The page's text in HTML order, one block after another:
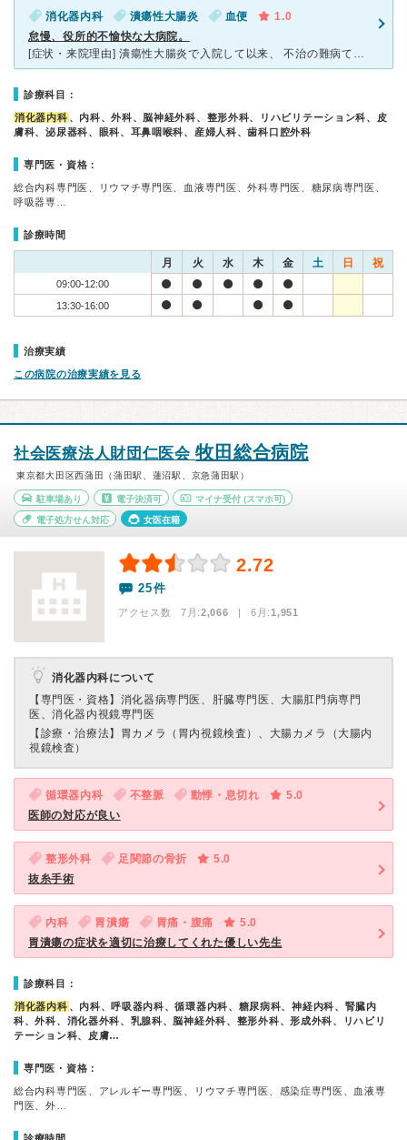
消化器内科 潰瘍性大腸炎 血便
1.0
怠慢、役所的不愉快な大病院。
[症状・来院理由] 潰瘍性大腸炎で入院して以来、 不治の難病て薬処方のために通院中。 [医師の診断・治療法] 入院時の担当医は素晴らしかったが、 その後1年ほどで医師が次々変わり、 今
診療科目：
消化器内科 、内科、外科、脳神経外科、整形外科、リハビリテーション科、皮
膚科、泌尿器科、眼科、耳鼻咽喉科、産婦人科、歯科口腔外科
専門医・資格：
総合内科専門医、リウマチ専門医、血液専門医、外科専門医、糖尿病専門医、
呼吸器専…
診療時間
月 火 水 木 金 土 日 祝
09:00-12:00
13:30-16:00
治療実績
この病院の治療実績を見る
社会医療法人財団仁医会牧田総合病院
東京都大田区西蒲田（蒲田駅、蓮沼駅、京急蒲田駅）
駐車場あり 電子決済可 マイナ受付 (スマホ可)
電子処方せん対応 女医在籍
2.72
25件
アクセス数 7月:2,066 | 6月:1,951
消化器内科について
【専門医・資格】 消化器病専門医、肝臓専門医、大腸肛門病専門
医、消化器内視鏡専門医
【診療・治療法】 胃カメラ（胃内視鏡検査）、大腸カメラ（大腸内
視鏡検査）
循環器内科 不整脈 動悸・息切れ
5.0
医師の対応が良い
整形外科 足関節の骨折
5.0
抜糸手術
内科 胃潰瘍 胃痛・腹痛
5.0
胃潰瘍の症状を適切に治療してくれた優しい先生
診療科目：
消化器内科 、内科、呼吸器内科、循環器内科、糖尿病科、神経内科、腎臓内
科、外科、消化器外科、乳腺科、脳神経外科、整形外科、形成外科、リハビリ
テーション科、皮膚…
専門医・資格：
総合内科専門医、アレルギー専門医、リウマチ専門医、感染症専門医、血液専
門医、外…